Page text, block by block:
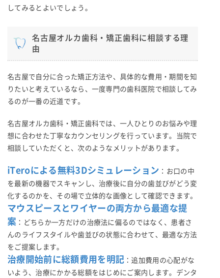
してみるとよいでしょう。
名古屋オルカ歯科・矯正歯科に相談する理
由
名古屋で自分に合った矯正方法や、具体的な費用・期間を知
りたいと考えているなら、一度専門の歯科医院で相談してみ
るのが一番の近道です。
名古屋オルカ歯科・矯正歯科では、一人ひとりのお悩みや理
想に合わせた丁寧なカウンセリングを行っています。当院で
相談していただくと、次のようなメリットがあります。
iTeroによる無料3Dシミュレーション ：お口の中
を最新の機器でスキャンし、治療後に自分の歯並びがどう変
化するのかを、その場で立体的な画像として確認できます。
マウスピースとワイヤーの両方から最適な提
案 ：どちらか一方だけの治療法に偏るのではなく、患者さ
んのライフスタイルや歯並びの状態に合わせて、最適な方法
をご提案します。
治療開始前に総額費用を明記 ：追加費用の心配がな
いよう、治療にかかる総額をはじめにご案内します。デンタ